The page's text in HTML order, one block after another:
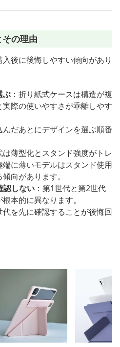
の理由
後に後悔しやすい傾向があり
ぶ ：折り紙式ケースは構造が複
際の使いやすさが乖離しやす
だあとにデザインを選ぶ順番
は薄型化とスタンド強度がトレ
に薄いモデルはスタンド使用
向があります。
しない ：第1世代と第2世代
本的に異なります。
を先に確認することが後悔回